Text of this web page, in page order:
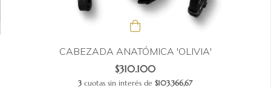
CABEZADA ANATÓMICA 'OLIVIA'
$310.100
3 cuotas sin interés de $103.366,67